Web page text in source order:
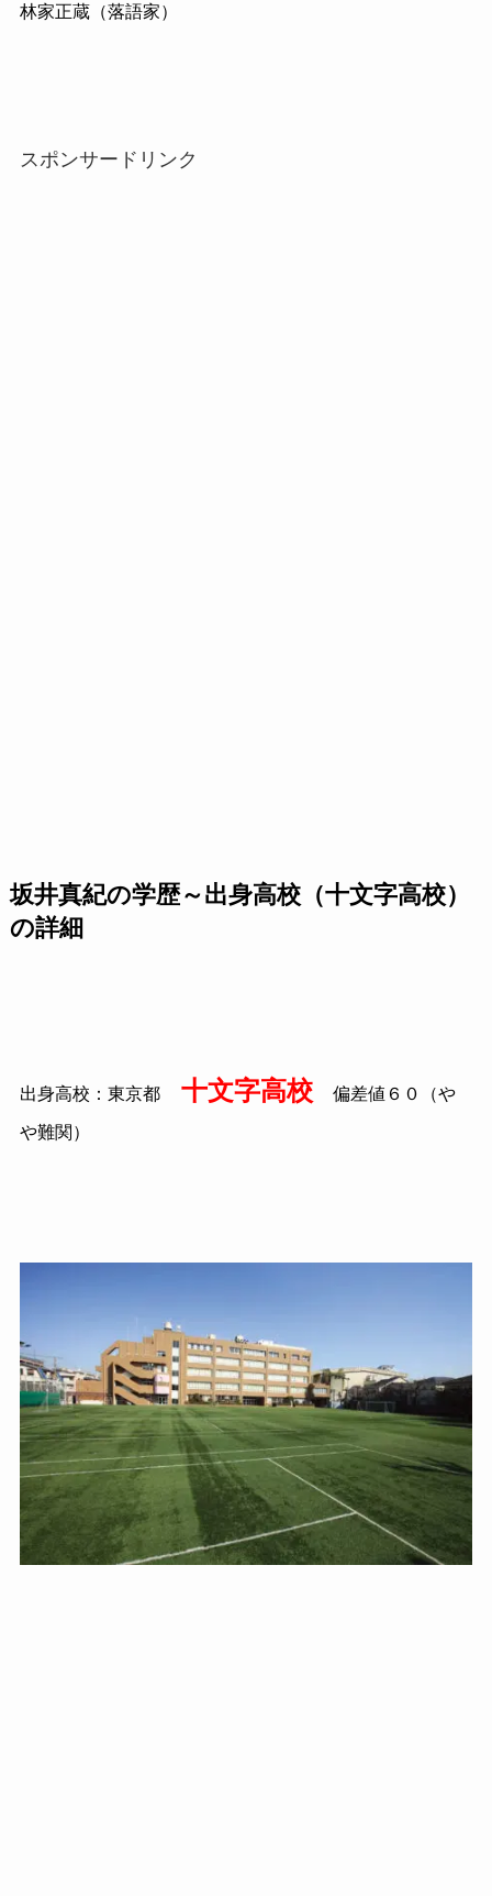
林家正蔵（落語家）
スポンサードリンク
坂井真紀の学歴～出身高校（十文字高校）
の詳細
出身高校：東京都 十文字高校 偏差値６０（や
や難関）